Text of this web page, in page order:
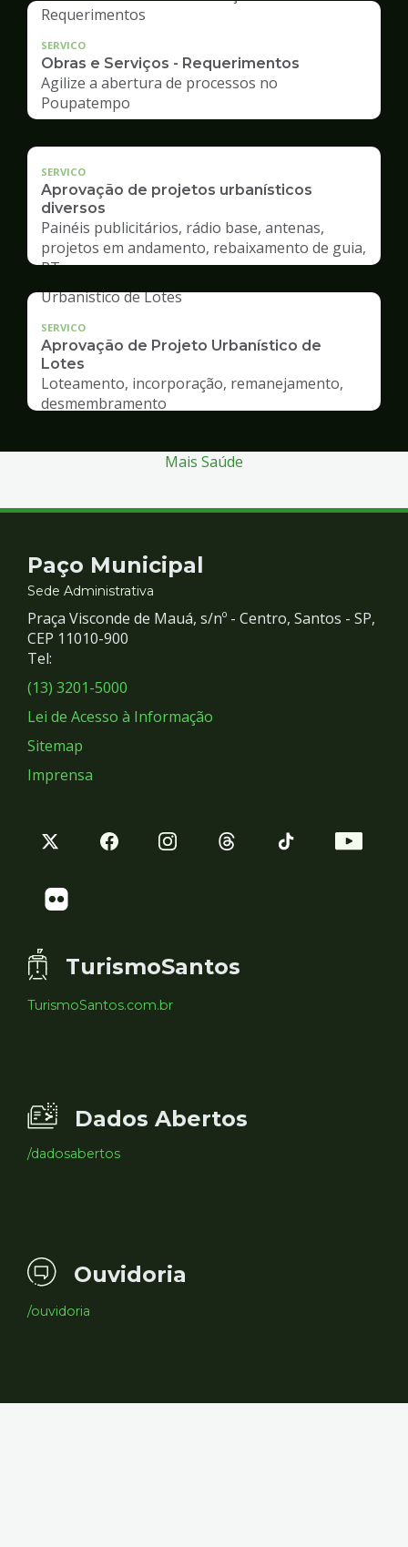
SERVICO
Obras e Serviços - Requerimentos
Agilize a abertura de processos no
Poupatempo
SERVICO
Aprovação de projetos urbanísticos
diversos
Painéis publicitários, rádio base, antenas,
projetos em andamento, rebaixamento de guia,
RT
SERVICO
Aprovação de Projeto Urbanístico de
Lotes
Loteamento, incorporação, remanejamento,
desmembramento
Mais Saúde
Contato
e
Redes
Sociais
Paço Municipal
Sede Administrativa
Praça Visconde de Mauá, s/nº - Centro, Santos - SP,
CEP 11010-900
Tel:
(13) 3201-5000
Lei de Acesso à Informação
Sitemap
Imprensa
TurismoSantos
TurismoSantos.com.br
Dados Abertos
/dadosabertos
Ouvidoria
/ouvidoria